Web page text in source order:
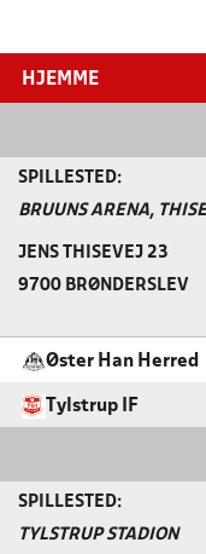
HJEMME
SPILLESTED:
BRUUNS ARENA, THISE
JENS THISEVEJ 23
9700 BRØNDERSLEV
Øster Han Herred
Tylstrup IF
SPILLESTED:
TYLSTRUP STADION